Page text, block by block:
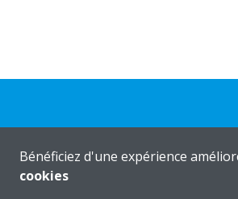
Bénéficiez d'une expérience
cookies